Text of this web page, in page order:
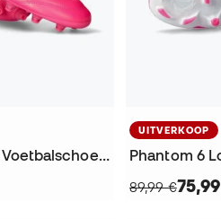
Tiempo Maestro Pro AG Voetbalschoenen
UITVERKOOP
89,99 €